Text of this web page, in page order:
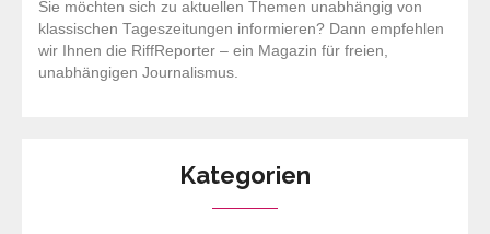
Sie möchten sich zu aktuellen Themen unabhängig von
klassischen Tageszeitungen informieren? Dann empfehlen
wir Ihnen die RiffReporter – ein Magazin für freien,
unabhängigen Journalismus.
Kategorien